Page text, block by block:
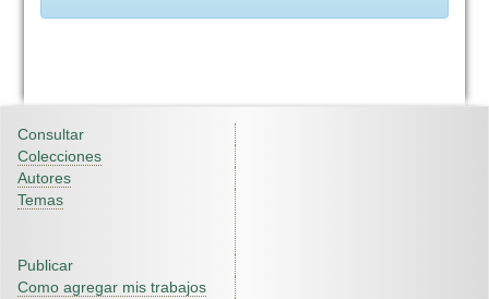
Consultar
Colecciones
Autores
Temas
Publicar
Como agregar mis trabajos